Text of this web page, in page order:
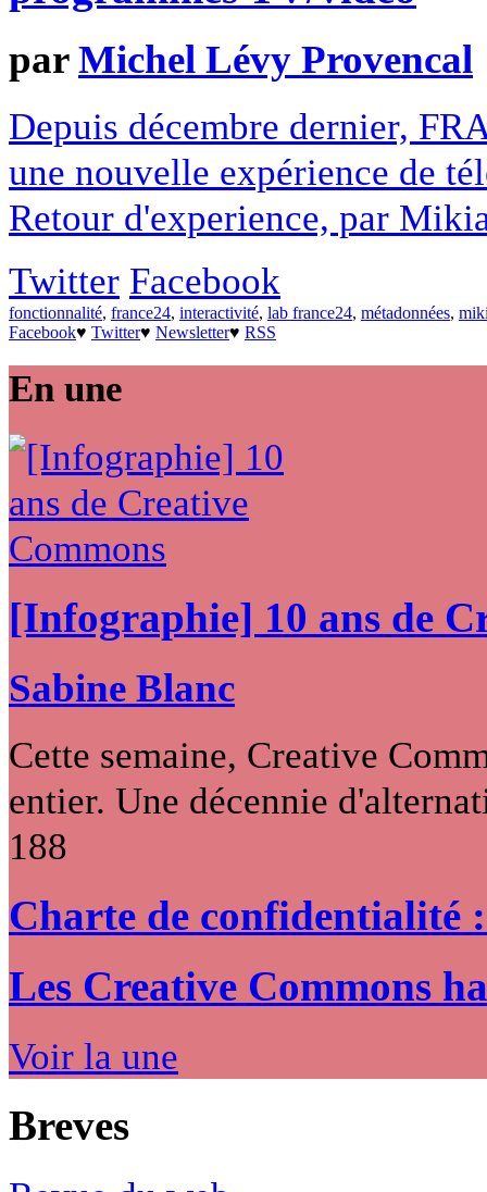
parMichel Lévy Provencal
Depuis décembre dernier,
une nouvelle expérience de
Retour d'experience, par
Twitter Facebook
fonctionnalité, france24, interactivité, lab france24, métadonnées,
Facebook♥ Twitter♥ Newsletter♥ RSS
En une
[Infographie] 10 ans de
Sabine Blanc
Cette semaine, Creative
entier. Une décennie
188
Charte de confidentialité
Les Creative Commons
Voir la une
Breves